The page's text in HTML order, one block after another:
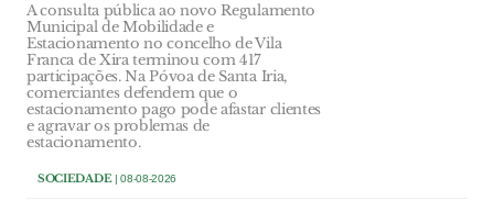
A consulta pública ao novo Regulamento
Municipal de Mobilidade e
Estacionamento no concelho de Vila
Franca de Xira terminou com 417
participações. Na Póvoa de Santa Iria,
comerciantes defendem que o
estacionamento pago pode afastar clientes
e agravar os problemas de
estacionamento.
SOCIEDADE| 08-08-2026